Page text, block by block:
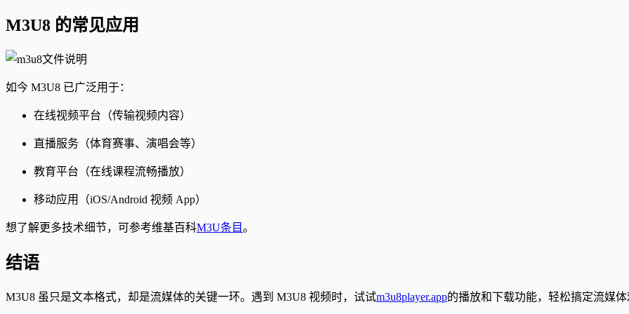
M3U8 的常见应用
如今 M3U8 已广泛用于：
在线视频平台（传输视频内容）
直播服务（体育赛事、演唱会等）
教育平台（在线课程流畅播放）
移动应用（iOS/Android 视频 App）
想了解更多技术细节，可参考维基百科M3U条目。
结语
M3U8 虽只是文本格式，却是流媒体的关键一环。遇到 M3U8 视频时，试试m3u8player.app的播放和下载功能，轻松搞定流媒